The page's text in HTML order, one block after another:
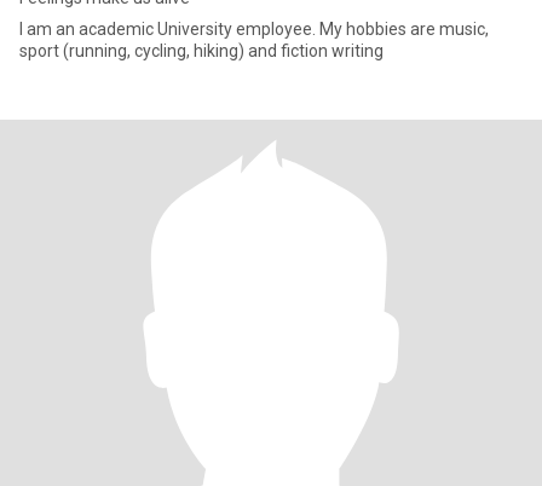
I am an academic University employee. My hobbies are music,
sport (running, cycling, hiking) and fiction writing